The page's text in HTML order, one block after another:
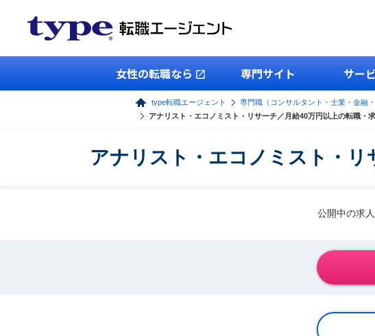
女性の転職なら 専門サイト サー
type転職エージェント 専門職（コンサルタント・士業・金融・
アナリスト・エコノミスト・リサーチ／月給40万円以上の転職・
アナリスト・エコノミスト・リ
公開中の求人